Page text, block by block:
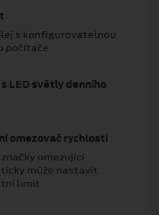
s konfigurovatelnou
počítače
LED světly denního
omezovač rychlosti
omezující
může nastavit
limit